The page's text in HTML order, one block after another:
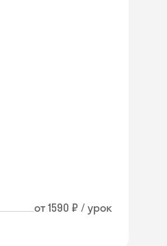
от 1590 ₽ / урок